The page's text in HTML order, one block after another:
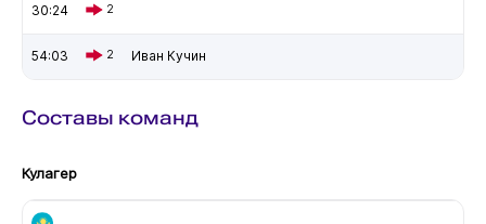
30:24 2
54:03 2 Иван Кучин
Составы команд
Кулагер